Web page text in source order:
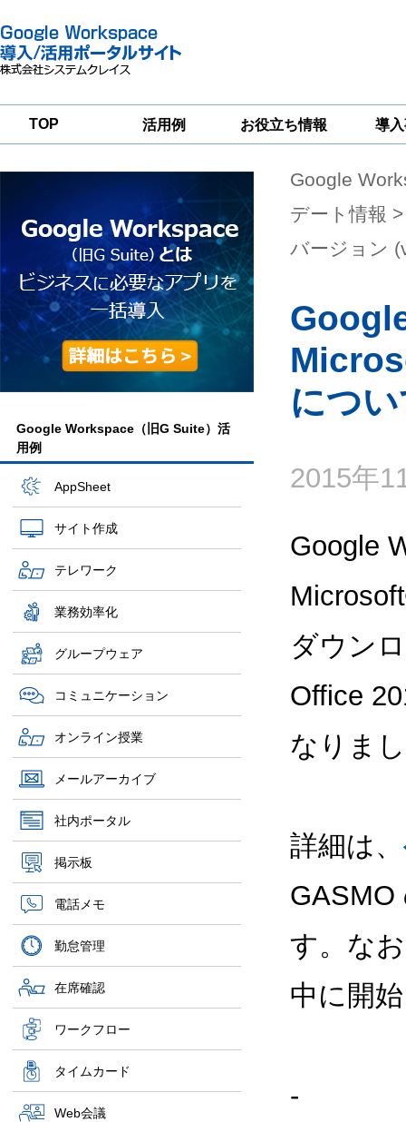
TOP 活用例 お役立ち情報
一
導
グループウェア
移行支援
Google
Workspace
セキュリティ
対策サービス
Google Workspace（旧G Suite）活
用例
AppSheet
サイト作成
テレワーク
業務効率化
グループウェア
コミュニケーション
オンライン授業
メールアーカイブ
社内ポータル
掲示板
電話メモ
勤怠管理
在席確認
ワークフロー
タイムカード
Web会議
Google
デート情報
バージョン
につ
2015年
Google
ダウン
Office
なりま
詳細は、
GASMO
す。な
中に開
-